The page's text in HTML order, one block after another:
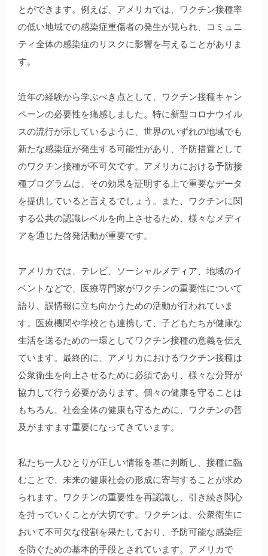
とができます。例えば、アメリカでは、ワクチン接種率
の低い地域での感染症重傷者の発生が見られ、コミュニ
ティ全体の感染症のリスクに影響を与えることがありま
す。
近年の経験から学ぶべき点として、ワクチン接種キャン
ペーンの必要性を痛感しました。特に新型コロナウイル
スの流行が示しているように、世界のいずれの地域でも
新たな感染症が発生する可能性があり、予防措置として
のワクチン接種が不可欠です。アメリカにおける予防接
種プログラムは、その効果を証明する上で重要なデータ
を提供していると言えるでしょう。また、ワクチンに関
する公共の認識レベルを向上させるため、様々なメディ
アを通じた啓発活動が重要です。
アメリカでは、テレビ、ソーシャルメディア、地域のイ
ベントなどで、医療専門家がワクチンの重要性について
語り、誤情報に立ち向かうための活動が行われていま
す。医療機関や学校とも連携して、子どもたちが健康な
生活を送るための一環としてワクチン接種の意義を伝え
ています。最終的に、アメリカにおけるワクチン接種は
公衆衛生を向上させるために必須であり、様々な分野が
協力して行う必要があります。個々の健康を守ることは
もちろん、社会全体の健康も守るために、ワクチンの普
及がますます重要になってきています。
私たち一人ひとりが正しい情報を基に判断し、接種に臨
むことで、未来の健康社会の形成に寄与することが求め
られます。ワクチンの重要性を再認識し、引き続き関心
を持っていくことが大切です。ワクチンは、公衆衛生に
おいて不可欠な役割を果たしており、予防可能な感染症
を防ぐための基本的手段とされています。アメリカで